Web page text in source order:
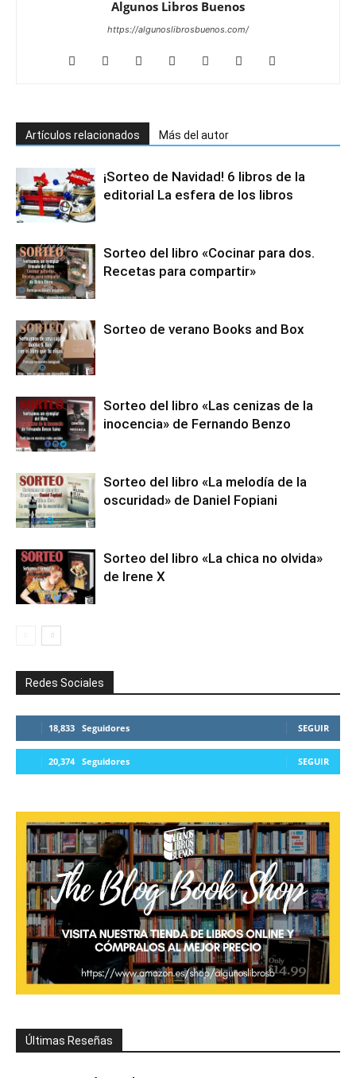
Algunos Libros Buenos
https://algunoslibrosbuenos.com/
Artículos relacionados Más del autor
¡Sorteo de Navidad! 6 libros de la
editorial La esfera de los libros
Sorteo del libro «Cocinar para dos.
Recetas para compartir»
Sorteo de verano Books and Box
Sorteo del libro «Las cenizas de la
inocencia» de Fernando Benzo
Sorteo del libro «La melodía de la
oscuridad» de Daniel Fopiani
Sorteo del libro «La chica no olvida»
de Irene X
Redes Sociales
18,833 Seguidores SEGUIR
20,374 Seguidores SEGUIR
Últimas Reseñas